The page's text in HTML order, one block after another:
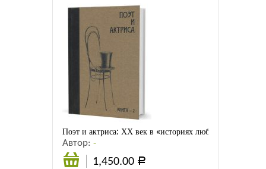
Поэт и актриса: ХХ век в «историях любви». Т. 1-й.
Автор:-
1,450.00 Р